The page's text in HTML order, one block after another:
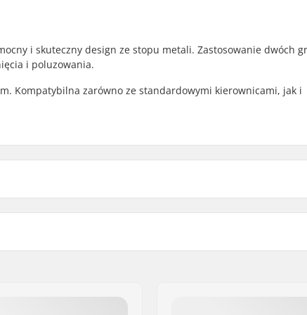
i skuteczny design ze stopu metali. Zastosowanie dwóch
i poluzowania.
Kompatybilna zarówno ze standardowymi kierownicami, jak i
35mm (Oversized)
Zawarty kompresji:
Shim length: